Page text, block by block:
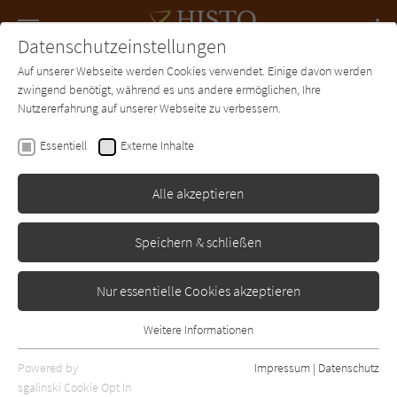
SUCHE Forum Charts Newsletter
Tom Wolf
Rosé Pompadour
Erschienen: Januar 2013 Bibliogr. Angaben
Datenschutzeinstellungen
Auf unserer Webseite werden Cookies verwendet. Einige davon werden
zwingend benötigt, während es uns andere ermöglichen, Ihre
Nutzererfahrung auf unserer Webseite zu verbessern.
Essentiell Externe Inhalte
Alle akzeptieren
Speichern & schließen
Nur essentielle Cookies akzeptieren
Essentielle Cookies werden für grundlegende Funktionen der
Webseite benötigt. Dadurch ist gewährleistet, dass die Webseite
Weitere Informationen
Powered by
sgalinski Cookie Opt In
Impressum | Datenschutz